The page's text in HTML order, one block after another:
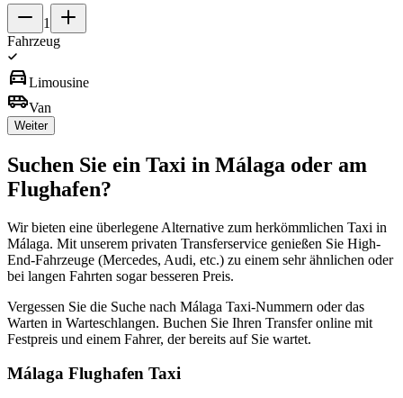
1
Fahrzeug
directions_carLimousine
airport_shuttleVan
Weiter
Suchen Sie ein Taxi in Málaga oder am
Flughafen?
Wir bieten eine überlegene Alternative zum herkömmlichen Taxi in
Málaga. Mit unserem privaten Transferservice genießen Sie High-
End-Fahrzeuge (Mercedes, Audi, etc.) zu einem sehr ähnlichen oder
bei langen Fahrten sogar besseren Preis.
Vergessen Sie die Suche nach Málaga Taxi-Nummern oder das
Warten in Warteschlangen. Buchen Sie Ihren Transfer online mit
Festpreis und einem Fahrer, der bereits auf Sie wartet.
Málaga Flughafen Taxi